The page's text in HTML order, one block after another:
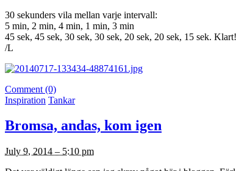
30 sekunders vila mellan varje intervall:
5 min, 2 min, 4 min, 1 min, 3 min
45 sek, 45 sek, 30 sek, 30 sek, 20 sek, 20 sek, 15 sek. Klart!
/L
Comment (0)
Inspiration Tankar
Bromsa, andas, kom igen
July 9, 2014 – 5:10 pm